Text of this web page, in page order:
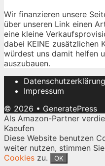
Wir finanzieren unsere
über unseren Link einen
eine kleine
dabei KEINE zusätzlichen
würdest uns damit helfen
auszubauen.
Datenschutzerklärung
Impressum
© 2026 • GeneratePress
Als Amazon-Partner
Kaeufen
Diese Website benutzen
weiter nutzen, stimmen
Cookies zu. OK